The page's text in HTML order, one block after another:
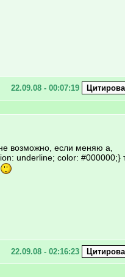
22.09.08 - 00:07:19
возможно, если меняю a,
underline; color: #000000;}
22.09.08 - 02:16:23